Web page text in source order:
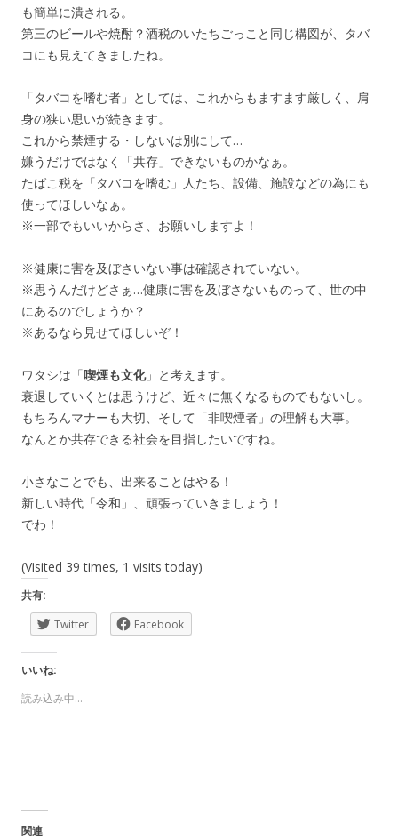
も簡単に潰される。
第三のビールや焼酎？酒税のいたちごっこと同じ構図が、タバ
コにも見えてきましたね。
「タバコを嗜む者」としては、これからもますます厳しく、肩
身の狭い思いが続きます。
これから禁煙する・しないは別にして…
嫌うだけではなく「共存」できないものかなぁ。
たばこ税を「タバコを嗜む」人たち、設備、施設などの為にも
使ってほしいなぁ。
※一部でもいいからさ、お願いしますよ！
※健康に害を及ぼさいない事は確認されていない。
※思うんだけどさぁ…健康に害を及ぼさないものって、世の中
にあるのでしょうか？
※あるなら見せてほしいぞ！
ワタシは「喫煙も文化」と考えます。
衰退していくとは思うけど、近々に無くなるものでもないし。
もちろんマナーも大切、そして「非喫煙者」の理解も大事。
なんとか共存できる社会を目指したいですね。
小さなことでも、出来ることはやる！
新しい時代「令和」、頑張っていきましょう！
でわ！
(Visited 39 times, 1 visits today)
共有:
Twitter
Facebook
いいね:
読み込み中…
関連